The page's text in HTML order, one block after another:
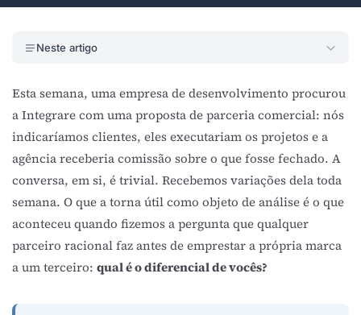
Neste artigo
Esta semana, uma empresa de desenvolvimento procurou
a Integrare com uma proposta de parceria comercial: nós
indicaríamos clientes, eles executariam os projetos e a
agência receberia comissão sobre o que fosse fechado. A
conversa, em si, é trivial. Recebemos variações dela toda
semana. O que a torna útil como objeto de análise é o que
aconteceu quando fizemos a pergunta que qualquer
parceiro racional faz antes de emprestar a própria marca
a um terceiro: qual é o diferencial de vocês?